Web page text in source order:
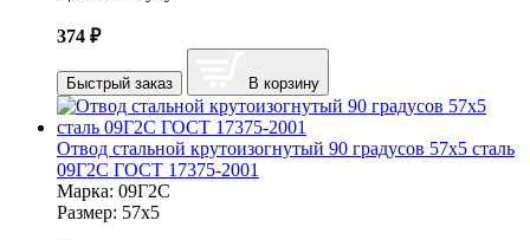
374 ₽
Быстрый заказ В корзину
Отвод стальной крутоизогнутый 90 градусов 57х5 сталь
09Г2С ГОСТ 17375-2001
Марка: 09Г2С
Размер: 57х5